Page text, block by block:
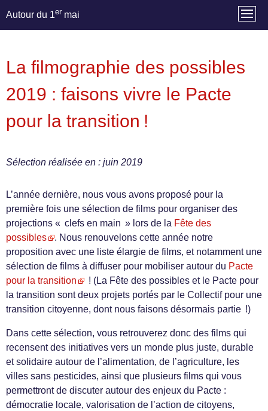
Autour du 1er mai
La filmographie des possibles
2019 : faisons vivre le Pacte
pour la transition !
Sélection réalisée en : juin 2019
L’année dernière, nous vous avons proposé pour la
première fois une sélection de films pour organiser des
projections « clefs en main » lors de la Fête des
possibles
. Nous renouvelons cette année notre
proposition avec une liste élargie de films, et notamment une
sélection de films à diffuser pour mobiliser autour du Pacte
pour la transition
! (La Fête des possibles et le Pacte pour
la transition sont deux projets portés par le Collectif pour une
transition citoyenne, dont nous faisons désormais partie !)
Dans cette sélection, vous retrouverez donc des films qui
recensent des initiatives vers un monde plus juste, durable
et solidaire autour de l’alimentation, de l’agriculture, les
villes sans pesticides, ainsi que plusieurs films qui vous
permettront de discuter autour des enjeux du Pacte :
démocratie locale, valorisation de l’action de citoyens,